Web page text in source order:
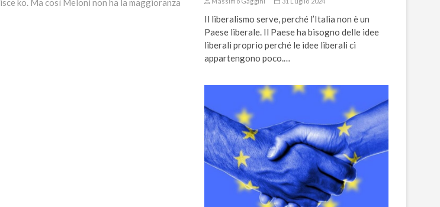
ko. Ma così Meloni non ha la maggioranza
Il liberalismo serve, perché l’Italia non è un
Paese liberale. Il Paese ha bisogno delle idee
liberali proprio perché le idee liberali ci
appartengono poco.…